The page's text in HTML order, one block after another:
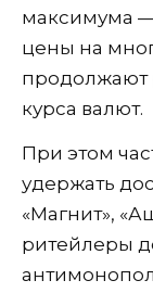
максимума
цены на
продолжают
курса валют.
При этом
удержать
«Магнит»,
ритейлеры